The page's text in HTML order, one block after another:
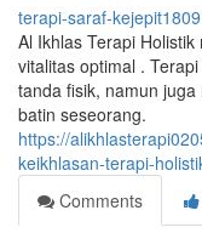
terapi-saraf-
Al Ikhlas Terapi
vitalitas optimal .
tanda fisik, namun
batin seseorang.
https://
keikhlasan-terapi-
Comments